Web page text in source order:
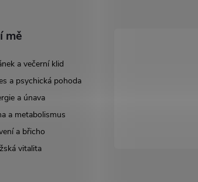
mě
a večerní klid
a psychická pohoda
a únava
a metabolismus
a břicho
vitalita